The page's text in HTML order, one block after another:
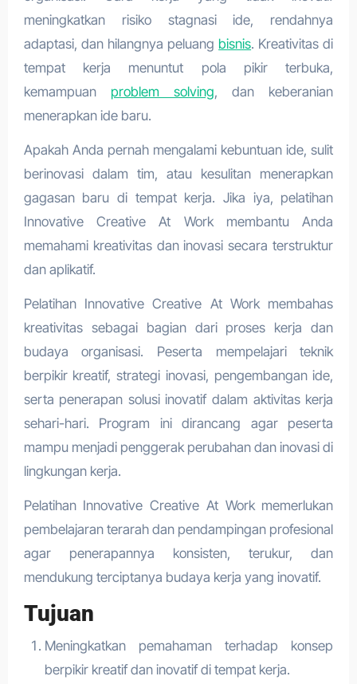
meningkatkan risiko stagnasi ide, rendahnya
adaptasi, dan hilangnya peluang bisnis. Kreativitas di
tempat kerja menuntut pola pikir terbuka,
kemampuan problem solving, dan keberanian
menerapkan ide baru.
Apakah Anda pernah mengalami kebuntuan ide, sulit
berinovasi dalam tim, atau kesulitan menerapkan
gagasan baru di tempat kerja. Jika iya, pelatihan
Innovative Creative At Work membantu Anda
memahami kreativitas dan inovasi secara terstruktur
dan aplikatif.
Pelatihan Innovative Creative At Work membahas
kreativitas sebagai bagian dari proses kerja dan
budaya organisasi. Peserta mempelajari teknik
berpikir kreatif, strategi inovasi, pengembangan ide,
serta penerapan solusi inovatif dalam aktivitas kerja
sehari-hari. Program ini dirancang agar peserta
mampu menjadi penggerak perubahan dan inovasi di
lingkungan kerja.
Pelatihan Innovative Creative At Work memerlukan
pembelajaran terarah dan pendampingan profesional
agar penerapannya konsisten, terukur, dan
mendukung terciptanya budaya kerja yang inovatif.
Tujuan
Meningkatkan pemahaman terhadap konsep
berpikir kreatif dan inovatif di tempat kerja.